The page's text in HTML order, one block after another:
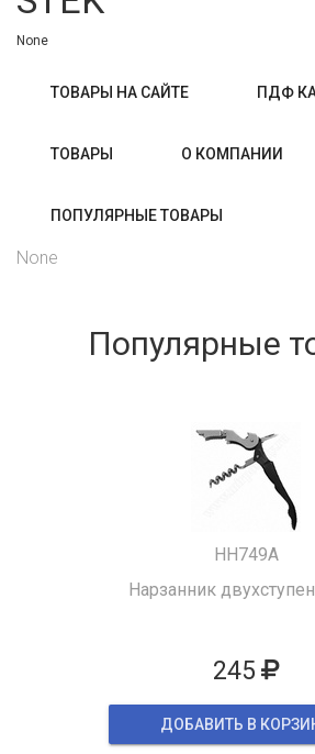
None
ТОВАРЫ НА САЙТЕ ПДФ
ТОВАРЫ О КОМПАНИИ
ПОПУЛЯРНЫЕ ТОВАРЫ
None
Популярные
HH749A
Нарзанник
245
ДОБАВИТЬ В